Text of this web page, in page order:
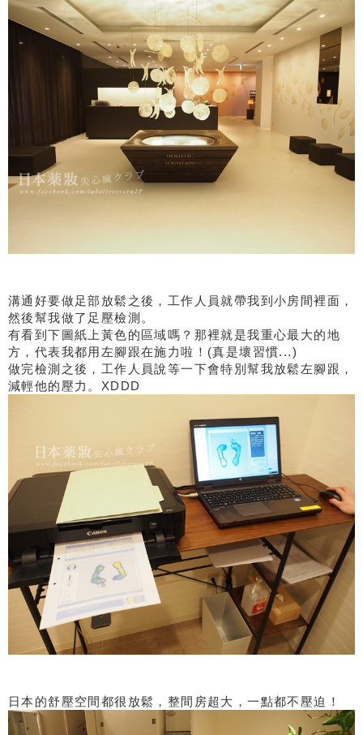
溝通好要做足部放鬆之後，工作人員就帶我到小房間裡面，
然後幫我做了足壓檢測。
有看到下圖紙上黃色的區域嗎？那裡就是我重心最大的地
方，代表我都用左腳跟在施力啦！(真是壞習慣...)
做完檢測之後，工作人員說等一下會特別幫我放鬆左腳跟，
減輕他的壓力。XDDD
日本的舒壓空間都很放鬆，整間房超大，一點都不壓迫！